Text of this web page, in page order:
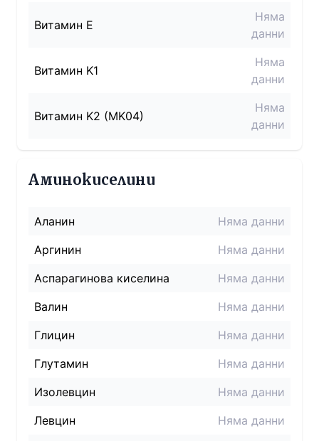
Витамин E
Няма
данни
Витамин K1
Няма
данни
Витамин K2 (MK04)
Няма
данни
Аминокиселини
Аланин
Няма данни
Аргинин
Няма данни
Аспарагинова киселина
Няма данни
Валин
Няма данни
Глицин
Няма данни
Глутамин
Няма данни
Изолевцин
Няма данни
Левцин
Няма данни